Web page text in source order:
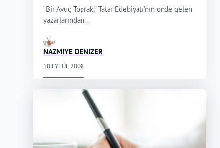
“Bir Avuç Toprak,” Tatar Edebiyatı’nın önde gelen
yazarlarından...
NAZMIYE DENIZER
10 EYLÜL 2008